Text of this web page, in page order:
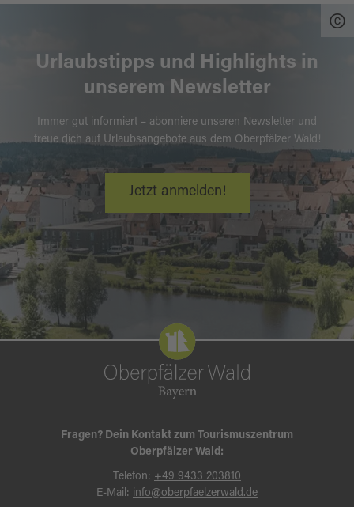
Urlaubstipps und Highlights in
unserem Newsletter
Immer gut informiert – abonniere unseren Newsletter und
freue dich auf Urlaubsangebote aus dem Oberpfälzer Wald!
Jetzt anmelden!
Fragen? Dein Kontakt zum Tourismuszentrum
Oberpfälzer Wald:
Telefon: +49 9433 203810
E-Mail: info@oberpfaelzerwald.de